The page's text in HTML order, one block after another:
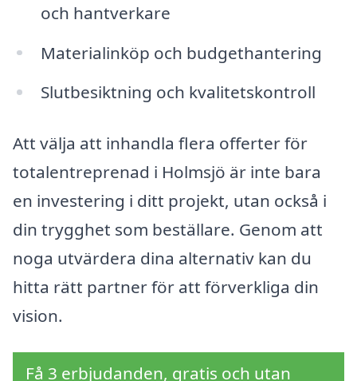
och hantverkare
Materialinköp och budgethantering
Slutbesiktning och kvalitetskontroll
Att välja att inhandla flera offerter för
totalentreprenad i Holmsjö är inte bara
en investering i ditt projekt, utan också i
din trygghet som beställare. Genom att
noga utvärdera dina alternativ kan du
hitta rätt partner för att förverkliga din
vision.
Få 3 erbjudanden, gratis och utan